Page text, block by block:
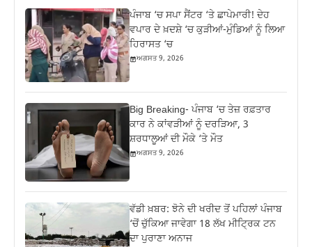
ਪੰਜਾਬ ‘ਚ ਸਪਾ ਸੈਂਟਰ ‘ਤੇ ਛਾਪੇਮਾਰੀ! ਦੇਹ
ਵਪਾਰ ਦੇ ਖ਼ਦਸ਼ੇ ‘ਚ ਕੁੜੀਆਂ-ਮੁੰਡਿਆਂ ਨੂੰ ਲਿਆ
ਹਿਰਾਸਤ ‘ਚ
ਅਗਸਤ 9, 2026
Big Breaking- ਪੰਜਾਬ ‘ਚ ਤੇਜ਼ ਰਫ਼ਤਾਰ
ਕਾਰ ਨੇ ਕਾਂਵੜੀਆਂ ਨੂੰ ਦਰੜਿਆ, 3
ਸ਼ਰਧਾਲੂਆਂ ਦੀ ਮੌਕੇ ‘ਤੇ ਮੌਤ
ਅਗਸਤ 9, 2026
ਵੱਡੀ ਖ਼ਬਰ: ਝੋਨੇ ਦੀ ਖਰੀਦ ਤੋਂ ਪਹਿਲਾਂ ਪੰਜਾਬ
‘ਚੋਂ ਚੁੱਕਿਆ ਜਾਵੇਗਾ 18 ਲੱਖ ਮੀਟ੍ਰਿਕ ਟਨ
ਦਾ ਪੁਰਾਣਾ ਅਨਾਜ